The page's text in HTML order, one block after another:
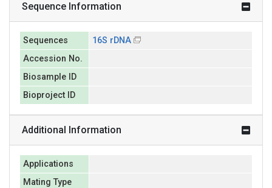
Sequence Information
Sequences
16S rDNA
Accession No.
Biosample ID
Bioproject ID
Additional Information
Applications
Mating Type